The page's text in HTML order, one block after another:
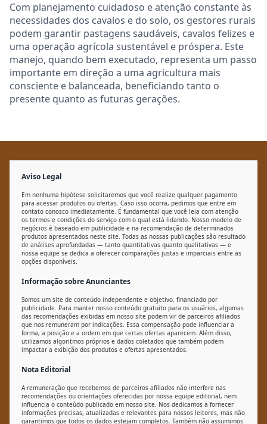
Com planejamento cuidadoso e atenção constante às
necessidades dos cavalos e do solo, os gestores rurais
podem garantir pastagens saudáveis, cavalos felizes e
uma operação agrícola sustentável e próspera. Este
manejo, quando bem executado, representa um passo
importante em direção a uma agricultura mais
consciente e balanceada, beneficiando tanto o
presente quanto as futuras gerações.
Aviso Legal
Em nenhuma hipótese solicitaremos que você realize qualquer pagamento
para acessar produtos ou ofertas. Caso isso ocorra, pedimos que entre em
contato conosco imediatamente. É fundamental que você leia com atenção
os termos e condições do serviço com o qual está lidando. Nosso modelo de
negócios é baseado em publicidade e na recomendação de determinados
produtos apresentados neste site. Todas as nossas publicações são resultado
de análises aprofundadas — tanto quantitativas quanto qualitativas — e
nossa equipe se dedica a oferecer comparações justas e imparciais entre as
opções disponíveis.
Informação sobre Anunciantes
Somos um site de conteúdo independente e objetivo, financiado por
publicidade. Para manter nosso conteúdo gratuito para os usuários, algumas
das recomendações exibidas em nosso site podem vir de parceiros afiliados
que nos remuneram por indicações. Essa compensação pode influenciar a
forma, a posição e a ordem em que certas ofertas aparecem. Além disso,
utilizamos algoritmos próprios e dados coletados que também podem
impactar a exibição dos produtos e ofertas apresentados.
Nota Editorial
A remuneração que recebemos de parceiros afiliados não interfere nas
recomendações ou orientações oferecidas por nossa equipe editorial, nem
influencia o conteúdo publicado em nosso site. Nos dedicamos a fornecer
informações precisas, atualizadas e relevantes para nossos leitores, mas não
garantimos que todos os dados estejam completos. Também não assumimos